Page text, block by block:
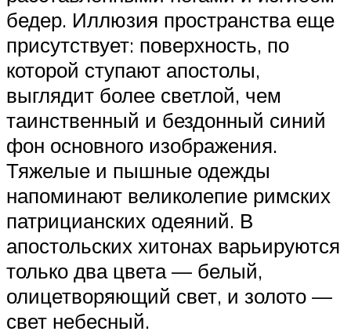
бедер. Иллюзия пространства еще
присутствует: поверхность, по
которой ступают апостолы,
выглядит более светлой, чем
таинственный и бездонный синий
фон основного изображения.
Тяжелые и пышные одежды
напоминают великолепие римских
патрицианских одеяний. В
апостольских хитонах варьируются
только два цвета — белый,
олицетворяющий свет, и золото —
свет небесный.